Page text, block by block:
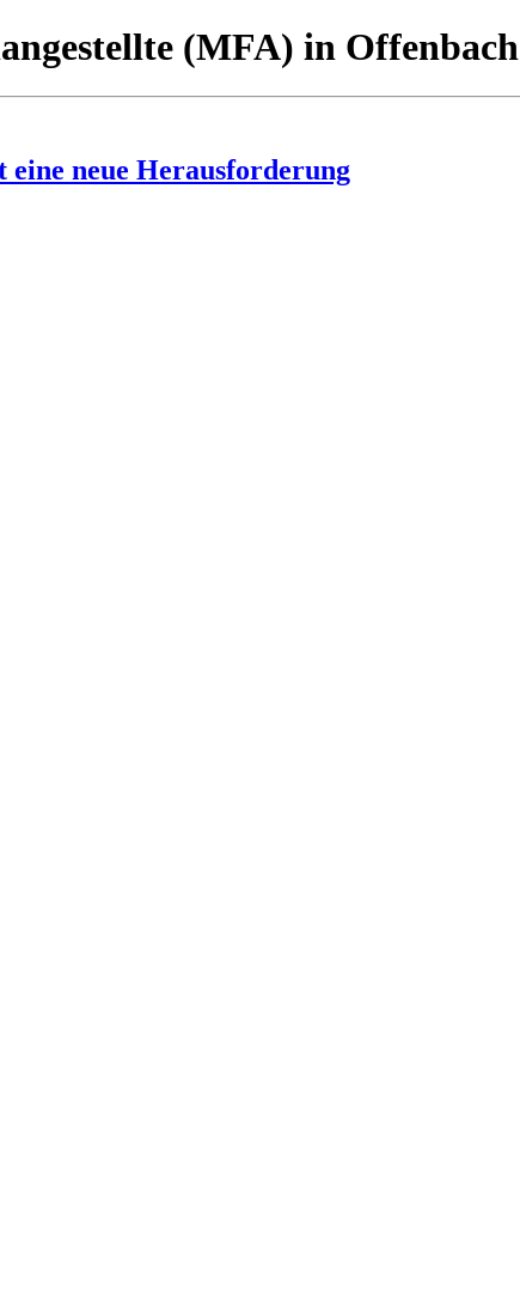
(MFA) in Offenbach
eine neue Herausforderung